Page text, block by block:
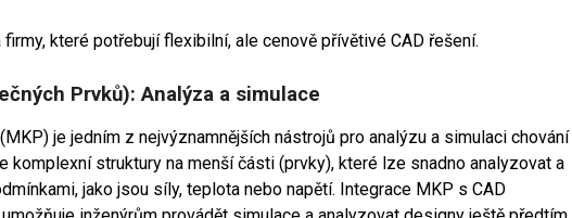
které potřebují flexibilní, ale cenově přívětivé CAD řešení.
Prvků): Analýza a simulace
je jedním z nejvýznamnějších nástrojů pro analýzu a simulaci chování
komplexní struktury na menší části (prvky), které lze snadno analyzovat a
jako jsou síly, teplota nebo napětí. Integrace MKP s CAD